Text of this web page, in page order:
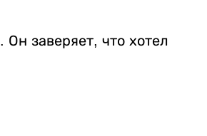
. Он заверяет, что хотел